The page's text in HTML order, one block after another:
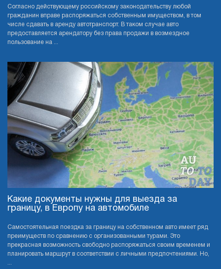
Согласно действующему российскому законодательству любой
гражданин вправе распоряжаться собственным имуществом, в том
числе сдавать в аренду автотранспорт. В таком случае авто
предоставляется арендатору без права продажи в возмездное
пользование на ...
Какие документы нужны для выезда за
границу, в Европу на автомобиле
Самостоятельная поездка за границу на собственном авто имеет ряд
преимуществ по сравнению с организованными турами. Это
прекрасная возможность свободно распоряжаться своим временем и
планировать маршрут в соответствии с личными предпочтениями. Но,